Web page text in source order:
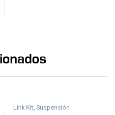
Link Kit ,Suspensión